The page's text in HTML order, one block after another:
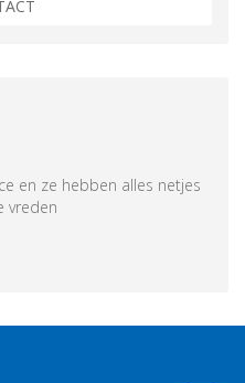
en ze hebben alles netjes
vreden